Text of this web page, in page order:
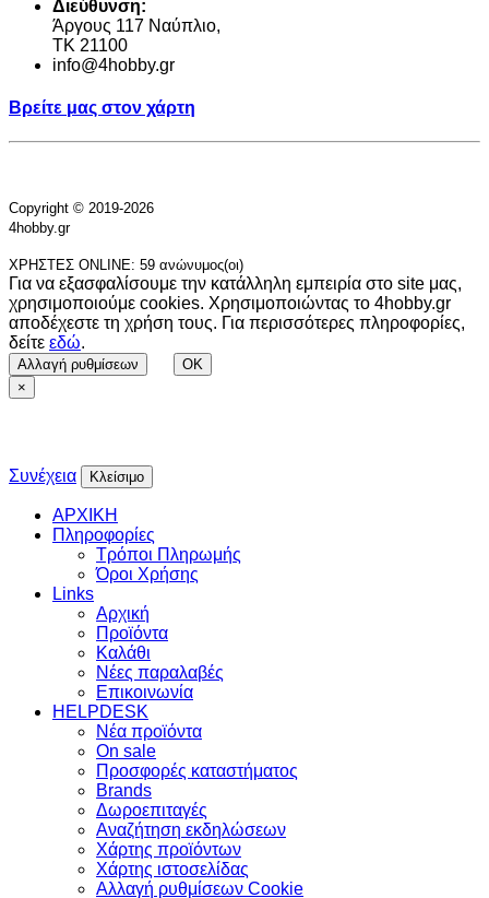
Διεύθυνση:
Άργους 117 Ναύπλιο,
TK 21100
info@4hobby.gr
Βρείτε μας στον χάρτη
Copyright © 2019-2026
4hobby.gr
ΧΡΗΣΤΕΣ ONLINE: 59 ανώνυμος(οι)
Για να εξασφαλίσουμε την κατάλληλη εμπειρία στο site μας,
χρησιμοποιούμε cookies. Χρησιμοποιώντας το 4hobby.gr
αποδέχεστε τη χρήση τους. Για περισσότερες πληροφορίες,
δείτε εδώ.
Αλλαγή ρυθμίσεων
OK
×
Συνέχεια Κλείσιμο
ΑΡΧΙΚΗ
Πληροφορίες
Τρόποι Πληρωμής
Όροι Χρήσης
Links
Αρχική
Προϊόντα
Καλάθι
Νέες παραλαβές
Επικοινωνία
HELPDESK
Νέα προϊόντα
On sale
Προσφορές καταστήματος
Brands
Δωροεπιταγές
Αναζήτηση εκδηλώσεων
Χάρτης προϊόντων
Χάρτης ιστοσελίδας
Αλλαγή ρυθμίσεων Cookie